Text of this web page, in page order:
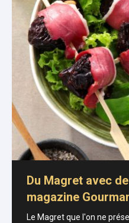
Du Magret avec
magazine
Le Magret que l'on ne